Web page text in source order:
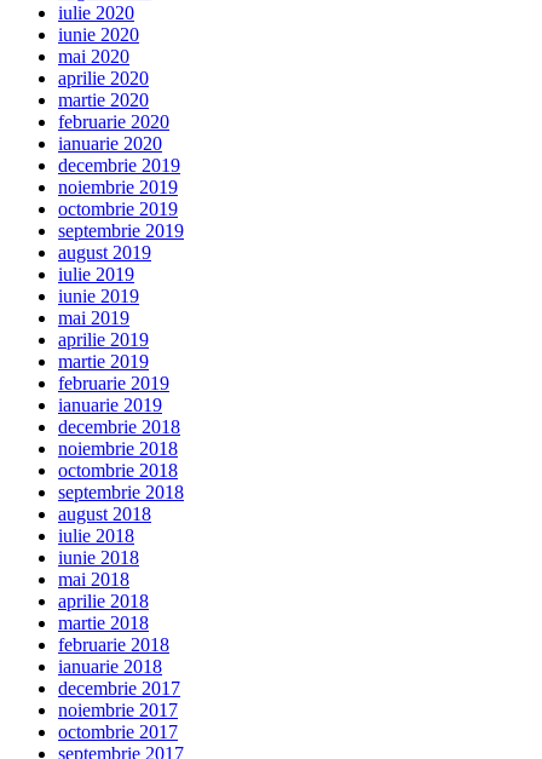
iulie 2020
iunie 2020
mai 2020
aprilie 2020
martie 2020
februarie 2020
ianuarie 2020
decembrie 2019
noiembrie 2019
octombrie 2019
septembrie 2019
august 2019
iulie 2019
iunie 2019
mai 2019
aprilie 2019
martie 2019
februarie 2019
ianuarie 2019
decembrie 2018
noiembrie 2018
octombrie 2018
septembrie 2018
august 2018
iulie 2018
iunie 2018
mai 2018
aprilie 2018
martie 2018
februarie 2018
ianuarie 2018
decembrie 2017
noiembrie 2017
octombrie 2017
septembrie 2017